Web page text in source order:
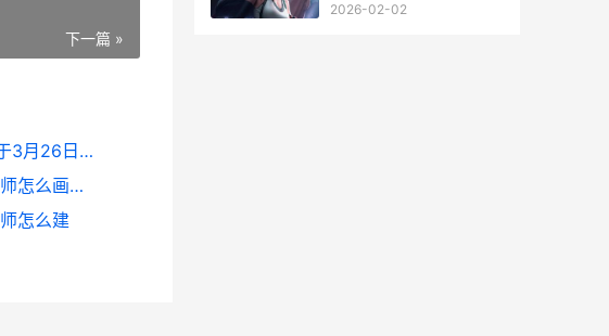
下一篇 »
《星际战甲》全新版本「绘影者」将于3月26日上线 星际战甲星际战甲
草图大师外墙内保温设计方式 草图大师怎么画建筑外观
怎么建
2026-02-02